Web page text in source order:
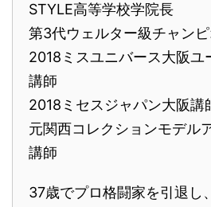
STYLE高等学校学院長
第3代ウェルター級チャン
2018ミスユニバース大阪ユ
講師
2018ミセスジャパン大阪講
元関西コレクションモデル
講師
37歳でプロ格闘家を引退し